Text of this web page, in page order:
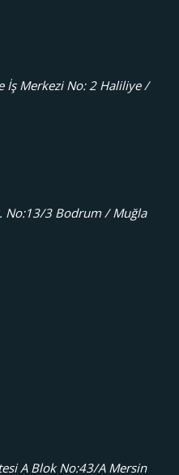
İş Merkezi No: 2 Haliliye /
No:13/3 Bodrum / Muğla
A Blok No:43/A Mersin